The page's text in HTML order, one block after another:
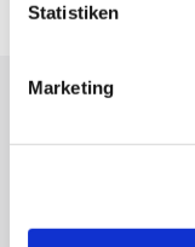
Statistiken
Marketing
Highlights und